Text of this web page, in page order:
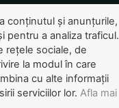
o mișcare
10 miliarde de
din lume
conținutul și anunțurile,
pentru a analiza traficul.
rețele sociale, de
la modul în care
cu alte informații
serviciilor lor. Afla mai